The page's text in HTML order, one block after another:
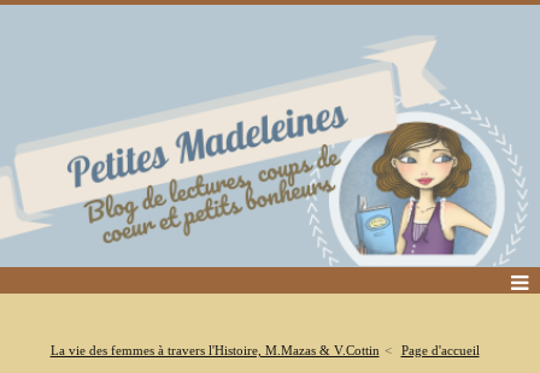
La vie des femmes à travers l'Histoire, M.Mazas & V.Cottin Page d'accueil